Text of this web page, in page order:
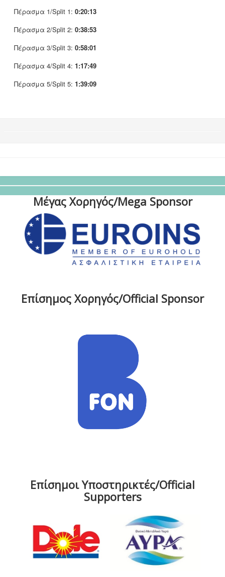
Πέρασμα 1/Split 1: 0:20:13
Πέρασμα 2/Split 2: 0:38:53
Πέρασμα 3/Split 3: 0:58:01
Πέρασμα 4/Split 4: 1:17:49
Πέρασμα 5/Split 5: 1:39:09
Μέγας Χορηγός/Mega Sponsor
Επίσημος Χορηγός/Official Sponsor
Επίσημοι Υποστηρικτές/Official
Supporters